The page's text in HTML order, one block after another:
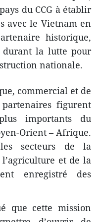
du CCG à établir
avec le Vietnam en
historique,
durant la lutte pour
nationale.
commercial et de
figurent
importants du
Orient – Afrique.
secteurs de la
et de la
enregistré des
que cette mission